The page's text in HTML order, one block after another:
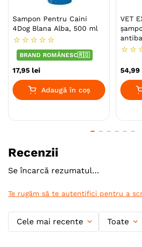
Forma farmaceutica Lichid
Ambalaj Flacon
Producator
Sampon Pentru Caini
4Dog Blana Alba, 500 ml
☆ ☆ ☆ ☆ ☆
BRAND ROMÂNESC🇷🇴
17,95 lei
Adaugă în coș
VET
☆ ☆
54,99
Recenzii
Se încarcă rezumatul…
Te rugăm să te autentifici pentru a
Cele mai recente Toate